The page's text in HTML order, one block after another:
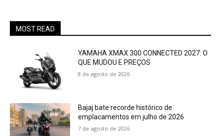
MOST READ
YAMAHA XMAX 300 CONNECTED 2027: O
QUE MUDOU E PREÇOS
8 de agosto de 2026
Bajaj bate recorde histórico de
emplacamentos em julho de 2026
7 de agosto de 2026